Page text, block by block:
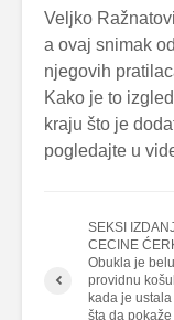
Veljko
a ovaj snimak
njegovih
Kako je to
kraju što je
pogledajte u
SEKSI
CECINE
Obukla je belu
providnu
kada je
šta da